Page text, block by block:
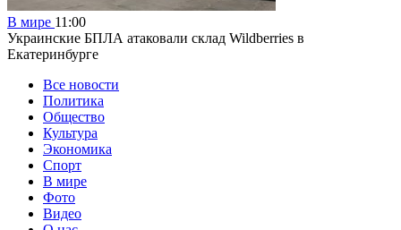
В мире 11:00
Украинские БПЛА атаковали склад Wildberries в
Екатеринбурге
Все новости
Политика
Общество
Культура
Экономика
Спорт
В мире
Фото
Видео